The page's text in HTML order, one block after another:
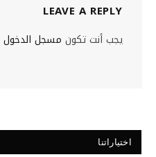
LEAVE A REPLY
يجب أنت تكون مسجل الدخول
اختياراتنا